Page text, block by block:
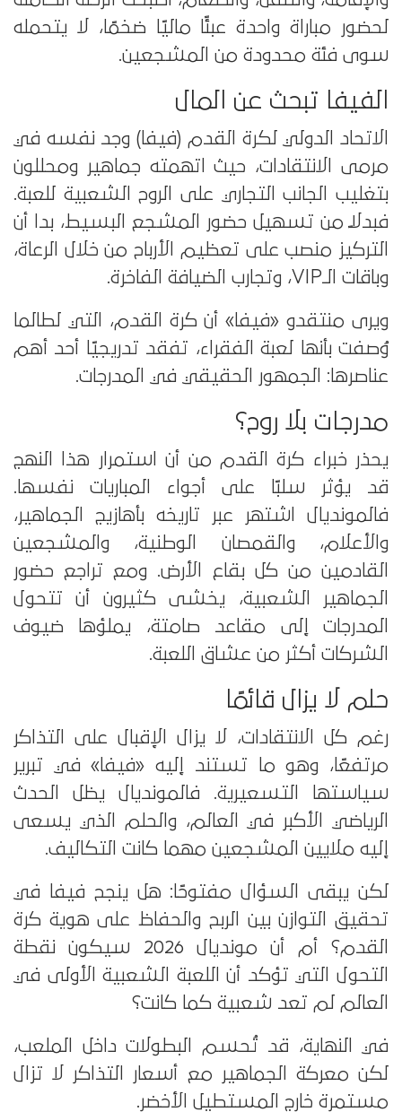
لحضور مباراة واحدة عبئًا ماليًا ضخمًا، لا يتحمله
سوى فئة محدودة من المشجعين.
الفيفا تبحث عن المال
الاتحاد الدولي لكرة القدم (فيفا) وجد نفسه في
مرمى الانتقادات، حيث اتهمته جماهير ومحللون
بتغليب الجانب التجاري على الروح الشعبية للعبة.
فبدلًا من تسهيل حضور المشجع البسيط، بدا أن
التركيز منصب على تعظيم الأرباح من خلال الرعاة،
وباقات الـVIP، وتجارب الضيافة الفاخرة.
ويرى منتقدو «فيفا» أن كرة القدم، التي لطالما
وُصفت بأنها لعبة الفقراء، تفقد تدريجيًا أحد أهم
عناصرها: الجمهور الحقيقي في المدرجات.
مدرجات بلا روح؟
يحذر خبراء كرة القدم من أن استمرار هذا النهج
قد يؤثر سلبًا على أجواء المباريات نفسها.
فالمونديال اشتهر عبر تاريخه بأهازيج الجماهير،
والأعلام، والقمصان الوطنية، والمشجعين
القادمين من كل بقاع الأرض. ومع تراجع حضور
الجماهير الشعبية، يخشى كثيرون أن تتحول
المدرجات إلى مقاعد صامتة، يملؤها ضيوف
الشركات أكثر من عشاق اللعبة.
حلم لا يزال قائمًا
رغم كل الانتقادات، لا يزال الإقبال على التذاكر
مرتفعًا، وهو ما تستند إليه «فيفا» في تبرير
سياستها التسعيرية. فالمونديال يظل الحدث
الرياضي الأكبر في العالم، والحلم الذي يسعى
إليه ملايين المشجعين مهما كانت التكاليف.
لكن يبقى السؤال مفتوحًا: هل ينجح فيفا في
تحقيق التوازن بين الربح والحفاظ على هوية كرة
القدم؟ أم أن مونديال 2026 سيكون نقطة
التحول التي تؤكد أن اللعبة الشعبية الأولى في
العالم لم تعد شعبية كما كانت؟
في النهاية، قد تُحسم البطولات داخل الملعب،
لكن معركة الجماهير مع أسعار التذاكر لا تزال
مستمرة خارج المستطيل الأخضر.